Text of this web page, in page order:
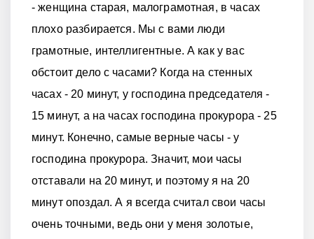
- женщина старая, малограмотная, в часах
плохо разбирается. Мы с вами люди
грамотные, интеллигентные. А как у вас
обстоит дело с часами? Когда на стенных
часах - 20 минут, у господина председателя -
15 минут, а на часах господина прокурора - 25
минут. Конечно, самые верные часы - у
господина прокурора. Значит, мои часы
отставали на 20 минут, и поэтому я на 20
минут опоздал. А я всегда считал свои часы
очень точными, ведь они у меня золотые,